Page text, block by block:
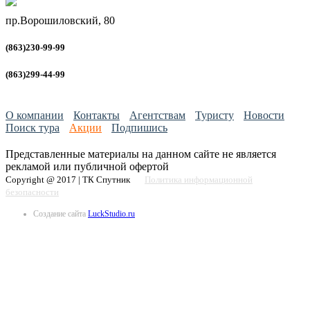
пр.Ворошиловский, 80
(863)230-99-99
(863)299-44-99
О компании Контакты Агентствам Туристу
Новости
Поиск тура
Акции Подпишись
Представленные материалы на данном сайте не является
рекламой или публичной офертой
Copyright @ 2017 | ТК Спутник Политика информационной
безопасности
Создание сайта LuckStudio.ru